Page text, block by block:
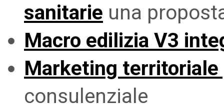
sanitarie una
Macro edilizia V3
Marketing territoriale
consulenziale